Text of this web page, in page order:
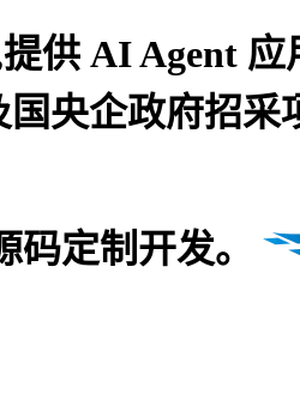
AI Agent 应
央企政府招
码定制开发。